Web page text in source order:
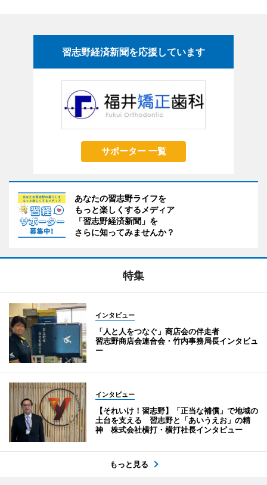
習志野経済新聞を応援しています
サポーター 一覧
あなたの習志野ライフを
もっと楽しくするメディア
「習志野経済新聞」を
さらに知ってみませんか？
特集
インタビュー
「人と人をつなぐ」商店会の伴走者
習志野商店会連合会・竹内事務局長インタビュ
ー
インタビュー
【それいけ！習志野】「正当な補償」で地域の
土台を支える 習志野と「あいうえお」の精
神 株式会社横打・横打社長インタビュー
もっと見る